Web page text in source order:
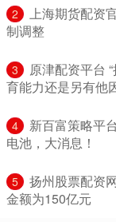
2
上海期货配资
制调整
3
原津配资平台
育能力还是另有他
4
新百富策略平
电池，大消息！
5
扬州股票配资
金额为150亿元